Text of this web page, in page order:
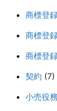
商標登
商標登
商標登
契約 (7)
小売役